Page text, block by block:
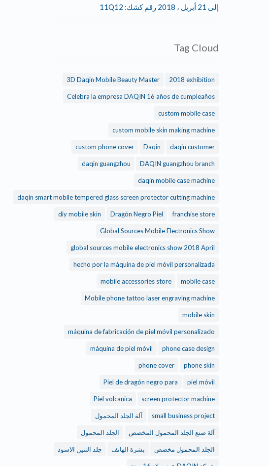
إلى 21 أبريل ، 2018 رقم كشك: 11Q12
Tag Cloud
3D Daqin Mobile Beauty Master 2018 exhibition
Celebra la empresa DAQIN 16 años de cumpleaños
custom mobile case
custom mobile skin making machine
custom phone cover Daqin daqin customer
daqin guangzhou DAQIN guangzhou branch
daqin mobile case machine
daqin smart mobile tempered glass screen protector cutting machine
diy mobile skin Dragón Negro Piel franchise store
Global Sources Mobile Electronics Show
global sources mobile electronics show 2018 April
hecho por la máquina de piel móvil personalizada
mobile accessories store mobile case
Mobile phone tattoo laser engraving machine
mobile skin
máquina de fabricación de piel móvil personalizado
máquina de piel móvil phone case design
phone cover phone skin
Piel de dragón negro para piel móvil
Piel volcanica screen protector machine
small business project آلة الجلد المحمول
آلة صنع الجلد المحمول المخصص الجلد المحمول
الجلد المحمول مخصص بشرة الهاتف جلد التنين الاسود